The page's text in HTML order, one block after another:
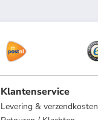
Klantenservice
Levering & verzendkosten